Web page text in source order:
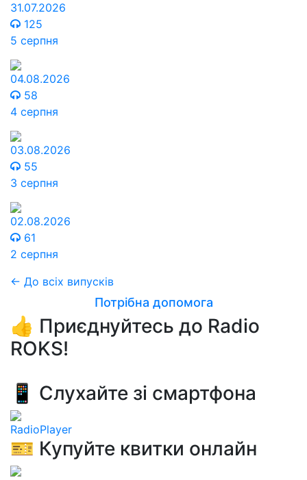
31.07.2026
125
5 серпня
04.08.2026
58
4 серпня
03.08.2026
55
3 серпня
02.08.2026
61
2 серпня
← До всіх випусків
Потрібна допомога
👍 Приєднуйтесь до Radio
ROKS!
📱 Слухайте зі смартфона
RadioPlayer
🎫 Купуйте квитки онлайн